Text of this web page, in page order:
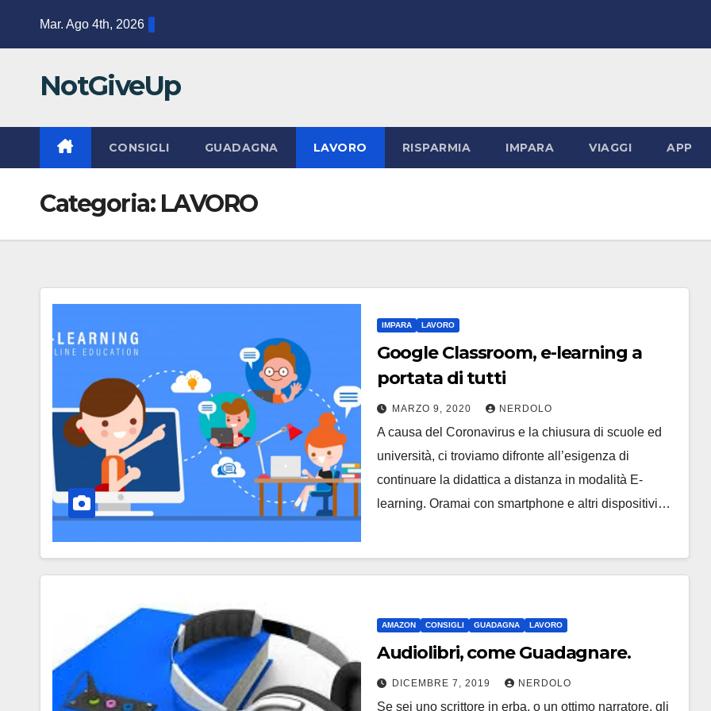
Mar. Ago 4th, 2026
NotGiveUp
CONSIGLI GUADAGNA LAVORO RISPARMIA IMPARA VIAGGI APP
Categoria: LAVORO
IMPARA LAVORO
Google Classroom, e-learning a
portata di tutti
MARZO 9, 2020 NERDOLO
A causa del Coronavirus e la chiusura di scuole ed
università, ci troviamo difronte all’esigenza di
continuare la didattica a distanza in modalità E-
learning. Oramai con smartphone e altri dispositivi…
AMAZON CONSIGLI GUADAGNA LAVORO
Audiolibri, come Guadagnare.
DICEMBRE 7, 2019 NERDOLO
Se sei uno scrittore in erba, o un ottimo narratore, gli